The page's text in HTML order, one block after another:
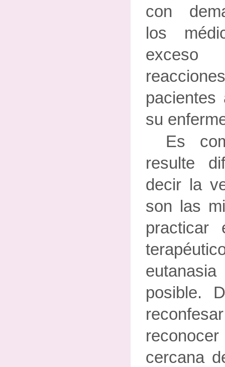
con
los
su
Es
resulte
decir la
son las
practicar
posible.
cercana